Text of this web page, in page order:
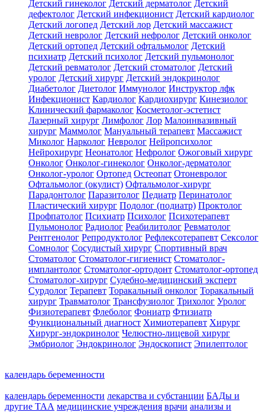
Детский гинеколог Детский дерматолог Детский
дефектолог Детский инфекционист Детский кардиолог
Детский логопед Детский лор Детский массажист
Детский невролог Детский нефролог Детский онколог
Детский ортопед Детский офтальмолог Детский
психиатр Детский психолог Детский пульмонолог
Детский ревматолог Детский стоматолог Детский
уролог Детский хирург Детский эндокринолог
Диабетолог Диетолог Иммунолог Инструктор лфк
Инфекционист Кардиолог Кардиохирург Кинезиолог
Клинический фармаколог Косметолог-эстетист
Лазерный хирург Лимфолог Лор Малоинвазивный
хирург Маммолог Мануальный терапевт Массажист
Миколог Нарколог Невролог Нейропсихолог
Нейрохирург Неонатолог Нефролог Ожоговый хирург
Онколог Онколог-гинеколог Онколог-дерматолог
Онколог-уролог Ортопед Остеопат Отоневролог
Офтальмолог (окулист) Офтальмолог-хирург
Парадонтолог Паразитолог Педиатр Перинатолог
Пластический хирург Подолог (подиатр) Проктолог
Профпатолог Психиатр Психолог Психотерапевт
Пульмонолог Радиолог Реабилитолог Ревматолог
Рентгенолог Репродуктолог Рефлексотерапевт Сексолог
Сомнолог Сосудистый хирург Спортивный врач
Стоматолог Стоматолог-гигиенист Стоматолог-
имплантолог Стоматолог-ортодонт Стоматолог-ортопед
Стоматолог-хирург Судебно-медицинский эксперт
Сурдолог Терапевт Торакальный онколог Торакальный
хирург Травматолог Трансфузиолог Трихолог Уролог
Физиотерапевт Флеболог Фониатр Фтизиатр
Функциональный диагност Химиотерапевт Хирург
Хирург-эндокринолог Челюстно-лицевой хирург
Эмбриолог Эндокринолог Эндоскопист Эпилептолог
календарь беременности
календарь беременности лекарства и субстанции БАДы и
другие ТАА медицинские учреждения врачи анализы и